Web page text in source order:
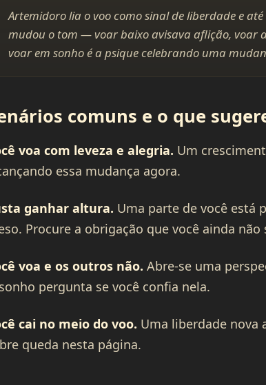
Artemidoro lia o voo como sinal de liberdade e
mudou o tom — voar baixo avisava aflição, voar
voar em sonho é a psique celebrando uma
comuns e o que
voa com leveza e alegria. Um
essa mudança agora.
ganhar altura. Uma parte de você está
Procure a obrigação que você ainda não
voa e os outros não. Abre-se uma
pergunta se você confia nela.
cai no meio do voo. Uma liberdade nova
queda nesta página.